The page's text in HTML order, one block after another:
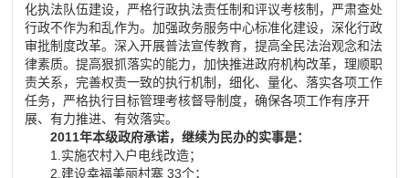
化执法队伍建设，严格行政执法责任制和评议考核制，严肃查处
行政不作为和乱作为。加强政务服务中心标准化建设，深化行政
审批制度改革。深入开展普法宣传教育，提高全民法治观念和法
律素质。提高狠抓落实的能力，加快推进政府机构改革，理顺职
责关系，完善权责一致的执行机制，细化、量化、落实各项工作
任务，严格执行目标管理考核督导制度，确保各项工作有序开
展、有力推进、有效落实。
2011年本级政府承诺，继续为民办的实事是：
1.实施农村入户电线改造；
2.建设幸福美丽村寨 33个；